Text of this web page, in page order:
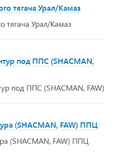
тягача Урал/Камаз
тягача Урал/Камаз
под ППС (SHACMAN,
под ППС (SHACMAN, FAW)
(SHACMAN, FAW) ППЦ
(SHACMAN, FAW) ППЦ